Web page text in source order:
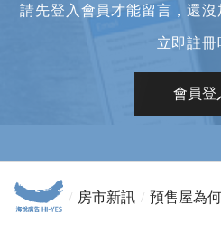
請先登入會員才能留言，還
立即註冊
會員登
房市新訊 預售屋為何越蓋越久？建築師揭